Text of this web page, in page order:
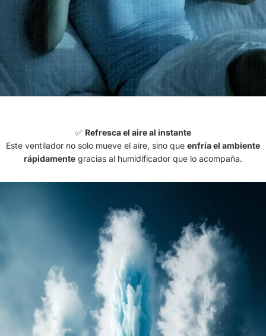
✅ Refresca el aire al instante
Este ventilador no solo mueve el aire, sino que enfría el ambiente
rápidamente gracias al humidificador que lo acompaña.